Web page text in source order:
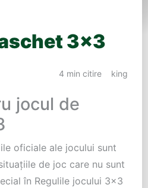
3×3
4 min citire king
jocul de
oficiale ale jocului sunt
de joc care nu sunt
în Regulile jocului 3×3